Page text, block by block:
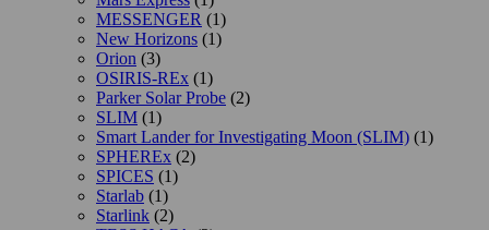
MESSENGER (1)
New Horizons (1)
Orion (3)
OSIRIS-REx (1)
Parker Solar Probe (2)
SLIM (1)
Smart Lander for Investigating Moon (SLIM) (1)
SPHEREx (2)
SPICES (1)
Starlab (1)
Starlink (2)